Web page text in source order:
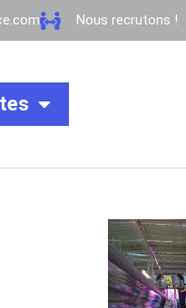
Nous recrutons !